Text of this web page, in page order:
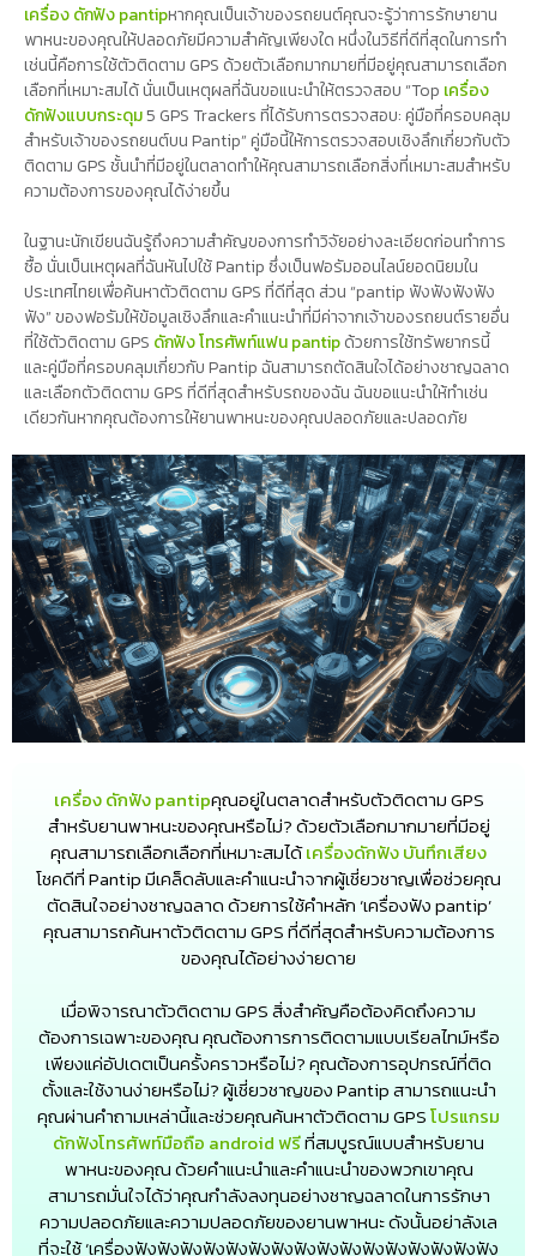
เครื่อง ดักฟัง pantipหากคุณเป็นเจ้าของรถยนต์คุณจะรู้ว่าการรักษายาน
พาหนะของคุณให้ปลอดภัยมีความสำคัญเพียงใด หนึ่งในวิธีที่ดีที่สุดในการทำ
เช่นนี้คือการใช้ตัวติดตาม GPS ด้วยตัวเลือกมากมายที่มีอยู่คุณสามารถเลือก
เลือกที่เหมาะสมได้ นั่นเป็นเหตุผลที่ฉันขอแนะนำให้ตรวจสอบ “Top เครื่อง
ดักฟังแบบกระดุม5 GPS Trackers ที่ได้รับการตรวจสอบ: คู่มือที่ครอบคลุม
สำหรับเจ้าของรถยนต์บน Pantip” คู่มือนี้ให้การตรวจสอบเชิงลึกเกี่ยวกับตัว
ติดตาม GPS ชั้นนำที่มีอยู่ในตลาดทำให้คุณสามารถเลือกสิ่งที่เหมาะสมสำหรับ
ความต้องการของคุณได้ง่ายขึ้น
ในฐานะนักเขียนฉันรู้ถึงความสำคัญของการทำวิจัยอย่างละเอียดก่อนทำการ
ซื้อ นั่นเป็นเหตุผลที่ฉันหันไปใช้ Pantip ซึ่งเป็นฟอรัมออนไลน์ยอดนิยมใน
ประเทศไทยเพื่อค้นหาตัวติดตาม GPS ที่ดีที่สุด ส่วน “pantip ฟังฟังฟังฟัง
ฟัง” ของฟอรัมให้ข้อมูลเชิงลึกและคำแนะนำที่มีค่าจากเจ้าของรถยนต์รายอื่น
ที่ใช้ตัวติดตาม GPS ดักฟัง โทรศัพท์แฟน pantipด้วยการใช้ทรัพยากรนี้
และคู่มือที่ครอบคลุมเกี่ยวกับ Pantip ฉันสามารถตัดสินใจได้อย่างชาญฉลาด
และเลือกตัวติดตาม GPS ที่ดีที่สุดสำหรับรถของฉัน ฉันขอแนะนำให้ทำเช่น
เดียวกันหากคุณต้องการให้ยานพาหนะของคุณปลอดภัยและปลอดภัย
เครื่อง ดักฟัง pantipคุณอยู่ในตลาดสำหรับตัวติดตาม GPS
สำหรับยานพาหนะของคุณหรือไม่? ด้วยตัวเลือกมากมายที่มีอยู่
คุณสามารถเลือกเลือกที่เหมาะสมได้เครื่องดักฟัง บันทึกเสียง
โชคดีที่ Pantip มีเคล็ดลับและคำแนะนำจากผู้เชี่ยวชาญเพื่อช่วยคุณ
ตัดสินใจอย่างชาญฉลาด ด้วยการใช้คำหลัก ‘เครื่องฟัง pantip’
คุณสามารถค้นหาตัวติดตาม GPS ที่ดีที่สุดสำหรับความต้องการ
ของคุณได้อย่างง่ายดาย
เมื่อพิจารณาตัวติดตาม GPS สิ่งสำคัญคือต้องคิดถึงความ
ต้องการเฉพาะของคุณ คุณต้องการการติดตามแบบเรียลไทม์หรือ
เพียงแค่อัปเดตเป็นครั้งคราวหรือไม่? คุณต้องการอุปกรณ์ที่ติด
ตั้งและใช้งานง่ายหรือไม่? ผู้เชี่ยวชาญของ Pantip สามารถแนะนำ
คุณผ่านคำถามเหล่านี้และช่วยคุณค้นหาตัวติดตาม GPSโปรแกรม
ดักฟังโทรศัพท์มือถือ android ฟรีที่สมบูรณ์แบบสำหรับยาน
พาหนะของคุณ ด้วยคำแนะนำและคำแนะนำของพวกเขาคุณ
สามารถมั่นใจได้ว่าคุณกำลังลงทุนอย่างชาญฉลาดในการรักษา
ความปลอดภัยและความปลอดภัยของยานพาหนะ ดังนั้นอย่าลังเล
ที่จะใช้ ‘เครื่องฟังฟังฟังฟังฟังฟังฟังฟังฟังฟังฟังฟังฟังฟังฟังฟัง